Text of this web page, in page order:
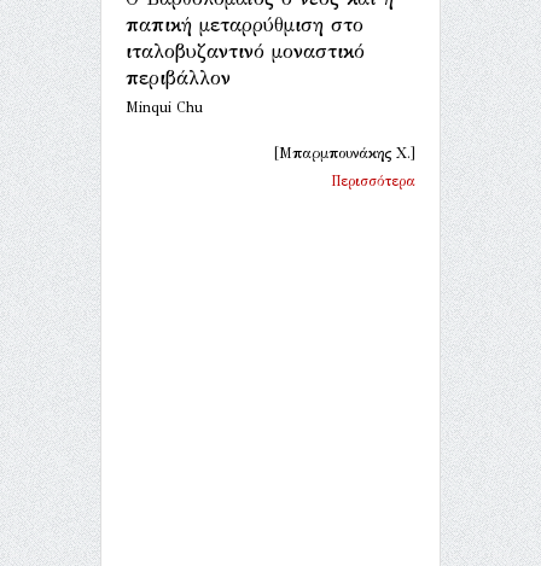
παπική μεταρρύθμιση στο
ιταλοβυζαντινό μοναστικό
περιβάλλον
Minqui Chu
[Μπαρμπουνάκης Χ.]
Περισσότερα